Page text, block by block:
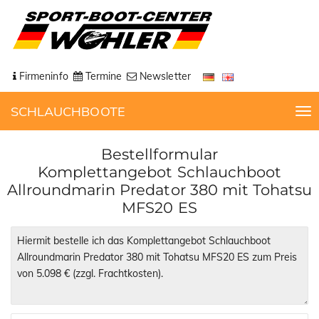
Firmeninfo Termine Newsletter
SCHLAUCHBOOTE
T
o
e
a
Bestellformular
Komplettangebot Schlauchboot
Allroundmarin Predator 380 mit Tohatsu
MFS20 ES